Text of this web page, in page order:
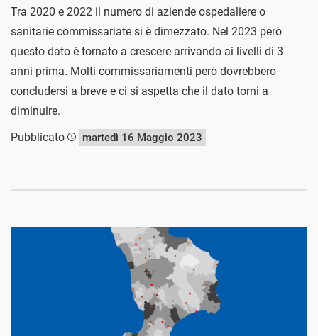
Tra 2020 e 2022 il numero di aziende ospedaliere o
sanitarie commissariate si è dimezzato. Nel 2023 però
questo dato è tornato a crescere arrivando ai livelli di 3
anni prima. Molti commissariamenti però dovrebbero
concludersi a breve e ci si aspetta che il dato torni a
diminuire.
Pubblicato
martedì 16 Maggio 2023